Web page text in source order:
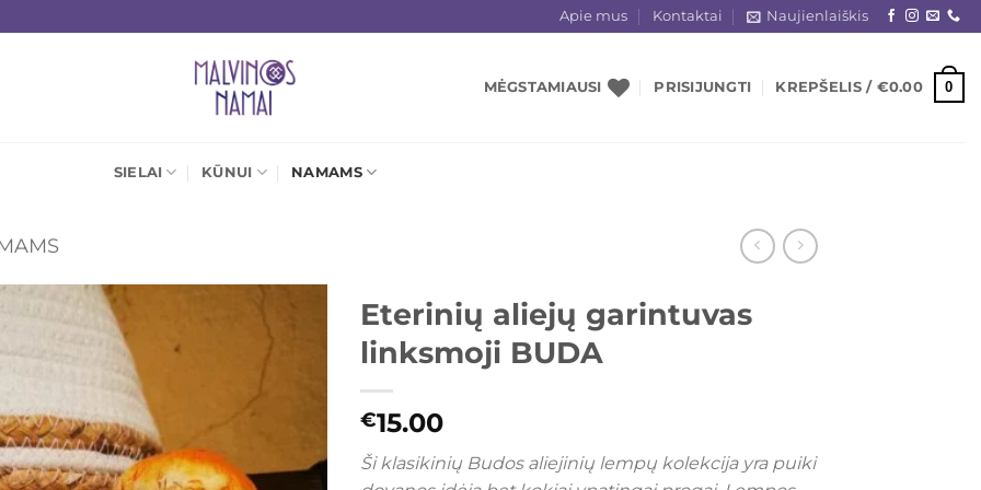
Apie mus Kontaktai Naujienlaiškis
MĖGSTAMIAUSI PRISIJUNGTI KREPŠELIS / €0.00 0
SIELAI KŪNUI NAMAMS
Eterinių aliejų garintuvas
linksmoji BUDA
€15.00
Ši klasikinių Budos aliejinių lempų kolekcija yra puiki